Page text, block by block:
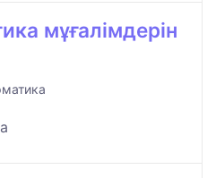
мұғалімдерін